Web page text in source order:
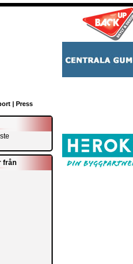
| Press
från